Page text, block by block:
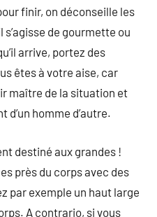
finir, on déconseille les
s’agisse de gourmette ou
arrive, portez des
êtes à votre aise, car
maître de la situation et
d’un homme d’autre.
destiné aux grandes !
près du corps avec des
par exemple un haut large
A contrario, si vous